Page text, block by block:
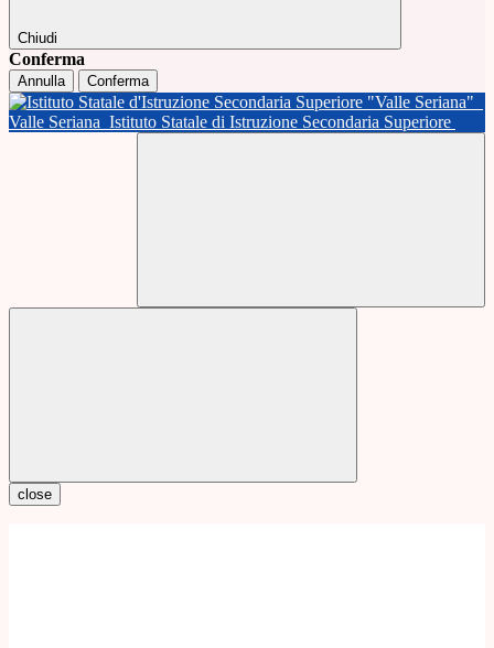
Chiudi
Conferma
Annulla Conferma
Valle Seriana Istituto Statale di Istruzione Secondaria Superiore
close